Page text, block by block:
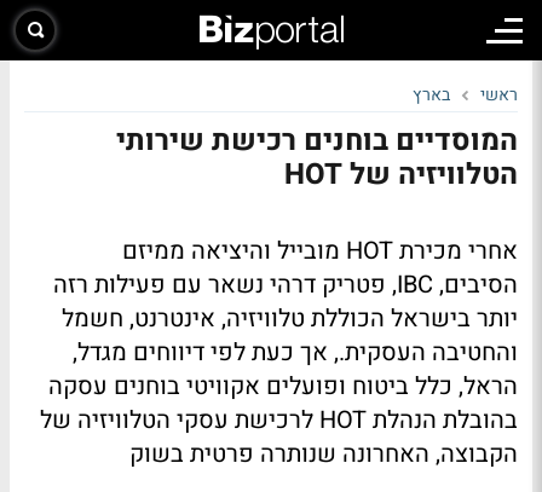
ראשי בארץ
המוסדיים בוחנים רכישת שירותי
הטלוויזיה של HOT
אחרי מכירתHOT מובייל והיציאה ממיזם
הסיבים, IBC, פטריק דרהי נשאר עם פעילות רזה
יותר בישראל הכוללת טלוויזיה, אינטרנט, חשמל
והחטיבה העסקית., אך כעת לפי דיווחים מגדל,
הראל, כלל ביטוח ופועלים אקוויטי בוחנים עסקה
בהובלת הנהלתHOT לרכישת עסקי הטלוויזיה של
הקבוצה, האחרונה שנותרה פרטית בשוק